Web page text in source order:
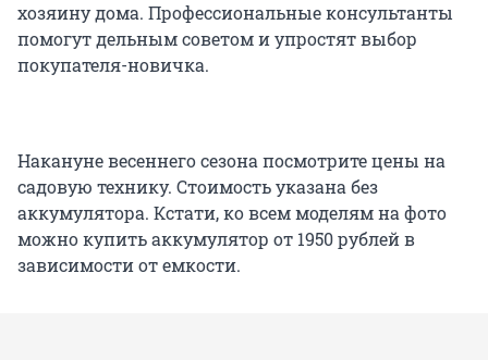
хозяину дома. Профессиональные консультанты
помогут дельным советом и упростят выбор
покупателя-новичка.
Накануне весеннего сезона посмотрите цены на
садовую технику. Стоимость указана без
аккумулятора. Кстати, ко всем моделям на фото
можно купить аккумулятор от 1950 рублей в
зависимости от емкости.